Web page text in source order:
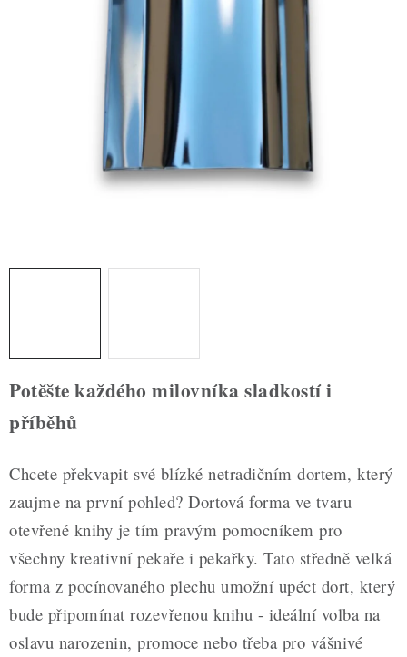
ZDRAVÉ PEČENÍ
DÁRKOVÉ POUKAZY
TÉMATICKÉ PRODUKTY
NOVÉ ZBOŽÍ
Nepřevzetí zásilky na dobírku
Hodnocení obchodu
Blog
Moje objednávka
Podmínky ochrany osobních údajů
Potěšte každého milovníka sladkostí i
příběhů
Chcete překvapit své blízké netradičním dortem, který
zaujme na první pohled? Dortová forma ve tvaru
otevřené knihy je tím pravým pomocníkem pro
všechny kreativní pekaře i pekařky. Tato středně velká
forma z pocínovaného plechu umožní upéct dort, který
bude připomínat rozevřenou knihu - ideální volba na
oslavu narozenin, promoce nebo třeba pro vášnivé